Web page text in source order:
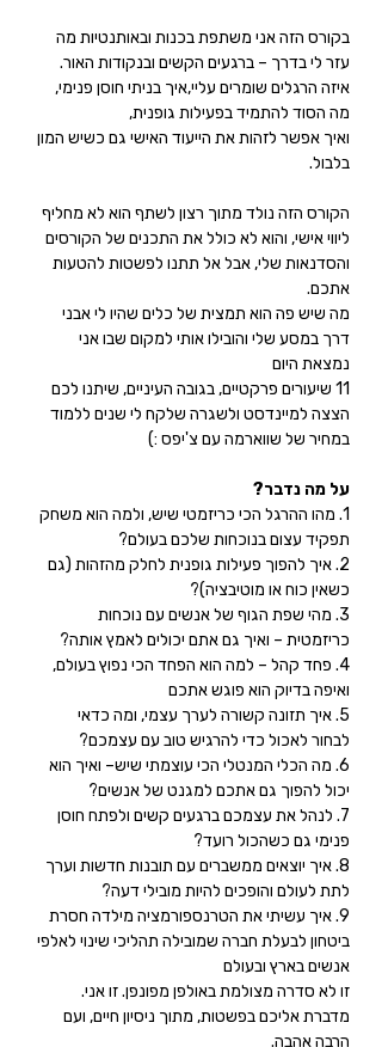
בקורס הזה אני משתפת בכנות ובאותנטיות מה
עזר לי בדרך – ברגעים הקשים ובנקודות האור.
איזה הרגלים שומרים עליי,איך בניתי חוסן פנימי,
מה הסוד להתמיד בפעילות גופנית,
ואיך אפשר לזהות את הייעוד האישי גם כשיש המון
בלבול.
הקורס הזה נולד מתוך רצון לשתף הוא לא מחליף
ליווי אישי, והוא לא כולל את התכנים של הקורסים
והסדנאות שלי, אבל אל תתנו לפשטות להטעות
אתכם.
מה שיש פה הוא תמצית של כלים שהיו לי אבני
דרך במסע שלי והובילו אותי למקום שבו אני
נמצאת היום
11 שיעורים פרקטיים, בגובה העיניים, שיתנו לכם
הצצה למיינדסט ולשגרה שלקח לי שנים ללמוד
במחיר של שווארמה עם צ'יפס :)
על מה נדבר?
1. מהו ההרגל הכי כריזמטי שיש, ולמה הוא משחק
תפקיד עצום בנוכחות שלכם בעולם?
2. איך להפוך פעילות גופנית לחלק מהזהות (גם
כשאין כוח או מוטיבציה)?
3. מהי שפת הגוף של אנשים עם נוכחות
כריזמטית – ואיך גם אתם יכולים לאמץ אותה?
4. פחד קהל – למה הוא הפחד הכי נפוץ בעולם,
ואיפה בדיוק הוא פוגש אתכם
5. איך תזונה קשורה לערך עצמי, ומה כדאי
לבחור לאכול כדי להרגיש טוב עם עצמכם?
6. מה הכלי המנטלי הכי עוצמתי שיש– ואיך הוא
יכול להפוך גם אתכם למגנט של אנשים?
7. לנהל את עצמכם ברגעים קשים ולפתח חוסן
פנימי גם כשהכול רועד?
8. איך יוצאים ממשברים עם תובנות חדשות וערך
לתת לעולם והופכים להיות מובילי דעה?
9. איך עשיתי את הטרנספורמציה מילדה חסרת
ביטחון לבעלת חברה שמובילה תהליכי שינוי לאלפי
אנשים בארץ ובעולם
זו לא סדרה מצולמת באולפן מפונפן. זו אני.
מדברת אליכם בפשטות, מתוך ניסיון חיים, ועם
הרבה אהבה.